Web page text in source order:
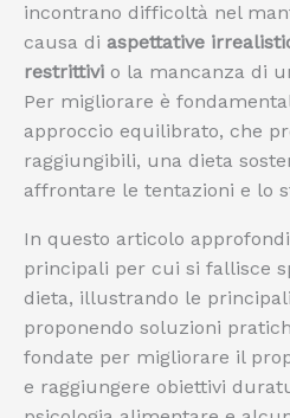
incontrano difficoltà nel
causa di aspettative
restrittivi o la mancanza di
Per migliorare è
approccio equilibrato, che
raggiungibili, una dieta
affrontare le tentazioni e lo
In questo articolo
principali per cui si fallisce
dieta, illustrando le
proponendo soluzioni
fondate per migliorare il
e raggiungere obiettivi